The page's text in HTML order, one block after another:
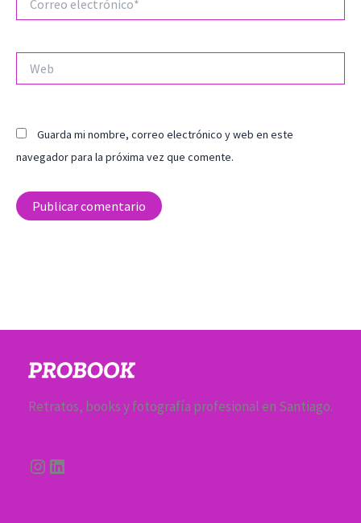
electrónico*
Guarda mi nombre, correo electrónico y web en este
navegador para la próxima vez que comente.
Retratos, books y fotografía profesional en Santiago.
Instagram
LinkedIn